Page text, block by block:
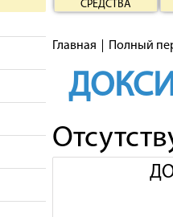
СРЕДСТВА
Главная Полный